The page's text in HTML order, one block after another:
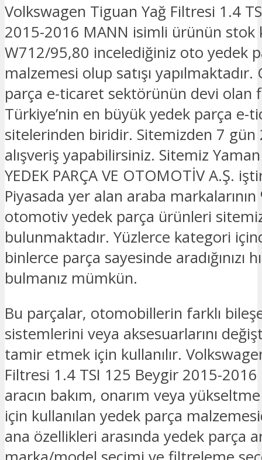
Volkswagen Tiguan Yağ Filtresi 1.4
2015-2016 MANN isimli ürünün stok
W712/95,80 incelediğiniz oto yedek
malzemesi olup satışı
parça e-ticaret sektörünün devi olan
Türkiye’nin en büyük yedek parça e-
sitelerinden biridir. Sitemizden 7 gün
alışveriş yapabilirsiniz. Sitemiz
YEDEK PARÇA VE OTOMOTİV A.Ş.
Piyasada yer alan araba markalarının
otomotiv yedek parça ürünleri
bulunmaktadır. Yüzlerce kategori
binlerce parça sayesinde aradığınızı
bulmanız mümkün.
Bu parçalar, otomobillerin farklı
sistemlerini veya aksesuarlarını
tamir etmek için kullanılır.
Filtresi 1.4 TSI 125 Beygir 2015-
aracın bakım, onarım veya
için kullanılan yedek parça
ana özellikleri arasında yedek parça